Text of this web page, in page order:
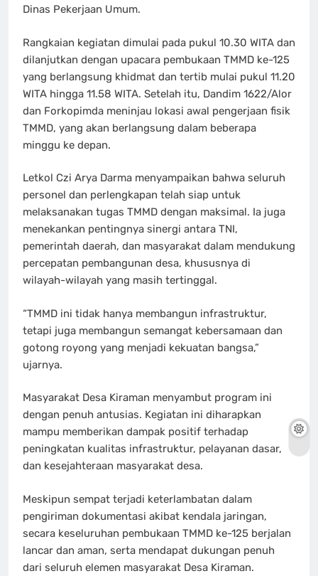
Dinas Pekerjaan Umum.
Rangkaian kegiatan dimulai pada pukul 10.30 WITA dan
dilanjutkan dengan upacara pembukaan TMMD ke-125
yang berlangsung khidmat dan tertib mulai pukul 11.20
WITA hingga 11.58 WITA. Setelah itu, Dandim 1622/Alor
dan Forkopimda meninjau lokasi awal pengerjaan fisik
TMMD, yang akan berlangsung dalam beberapa
minggu ke depan.
Letkol Czi Arya Darma menyampaikan bahwa seluruh
personel dan perlengkapan telah siap untuk
melaksanakan tugas TMMD dengan maksimal. Ia juga
menekankan pentingnya sinergi antara TNI,
pemerintah daerah, dan masyarakat dalam mendukung
percepatan pembangunan desa, khususnya di
wilayah-wilayah yang masih tertinggal.
“TMMD ini tidak hanya membangun infrastruktur,
tetapi juga membangun semangat kebersamaan dan
gotong royong yang menjadi kekuatan bangsa,”
ujarnya.
Masyarakat Desa Kiraman menyambut program ini
dengan penuh antusias. Kegiatan ini diharapkan
mampu memberikan dampak positif terhadap
peningkatan kualitas infrastruktur, pelayanan dasar,
dan kesejahteraan masyarakat desa.
Meskipun sempat terjadi keterlambatan dalam
pengiriman dokumentasi akibat kendala jaringan,
secara keseluruhan pembukaan TMMD ke-125 berjalan
lancar dan aman, serta mendapat dukungan penuh
dari seluruh elemen masyarakat Desa Kiraman.